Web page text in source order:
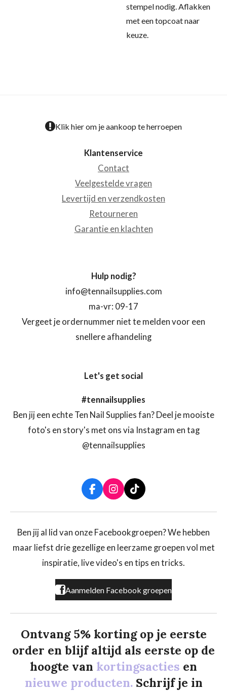
stempel nodig. Aflakken
met een topcoat naar
keuze.
Klik hier om je aankoop te herroepen
Klantenservice
Contact
Veelgestelde vragen
Levertijd en verzendkosten
Retourneren
Garantie en klachten
Hulp nodig?
info@tennailsupplies.com
ma-vr: 09-17
Vergeet je ordernummer niet te melden voor een
snellere afhandeling
Let's get social
#tennailsupplies
Ben jij een echte Ten Nail Supplies fan? Deel je mooiste
foto's en story's met ons via Instagram en tag
@tennailsupplies
F
a
c
b
o
k
I
n
s
a
r
a
T
i
k
o
Ben jij al lid van onze Facebookgroepen? We hebben
maar liefst drie gezellige en leerzame groepen vol met
inspiratie, live video's en tips en tricks.
Aanmelden Facebook groepen
Ontvang 5% korting op je eerste
order en blijf altijd als eerste op de
hoogte van kortingsacties en
nieuwe producten. Schrijf je in